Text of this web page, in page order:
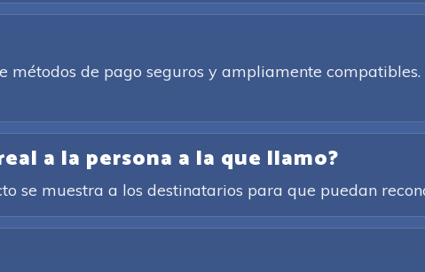
de pago seguros y ampliamente compatibles.
a la persona a la que llamo?
se muestra a los destinatarios para que puedan